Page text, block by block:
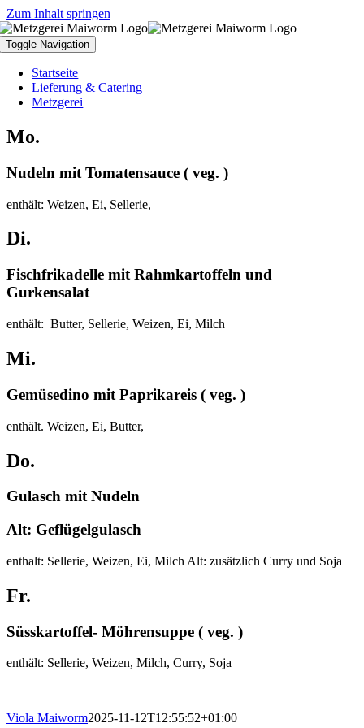
Zum Inhalt springen
Toggle Navigation
Startseite
Lieferung & Catering
Metzgerei
Mo.
Nudeln mit Tomatensauce ( veg. )
enthält: Weizen, Ei, Sellerie,
Di.
Fischfrikadelle mit Rahmkartoffeln und
Gurkensalat
enthält: Butter, Sellerie, Weizen, Ei, Milch
Mi.
Gemüsedino mit Paprikareis ( veg. )
enthält. Weizen, Ei, Butter,
Do.
Gulasch mit Nudeln
Alt: Geflügelgulasch
enthalt: Sellerie, Weizen, Ei, Milch Alt: zusätzlich Curry und Soja
Fr.
Süsskartoffel- Möhrensuppe ( veg. )
enthält: Sellerie, Weizen, Milch, Curry, Soja
Viola Maiworm2025-11-12T12:55:52+01:00